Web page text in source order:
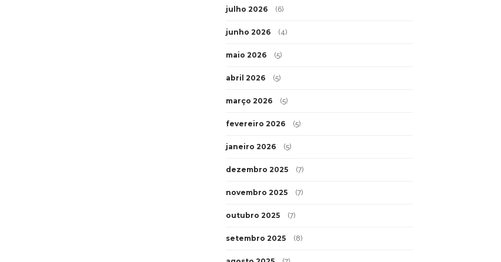
julho 2026 (6)
junho 2026 (4)
maio 2026 (5)
abril 2026 (5)
março 2026 (5)
fevereiro 2026 (5)
janeiro 2026 (5)
dezembro 2025 (7)
novembro 2025 (7)
outubro 2025 (7)
setembro 2025 (8)